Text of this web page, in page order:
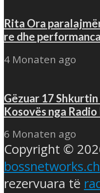
Rita Ora
re dhe
4 Monaten ago
Gëzuar 17
Kosovës nga
6 Monaten ago
Copyright ©
bossnetworks.ch
rezervuara të